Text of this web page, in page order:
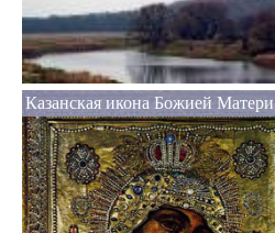
Казанская икона Божией Матери